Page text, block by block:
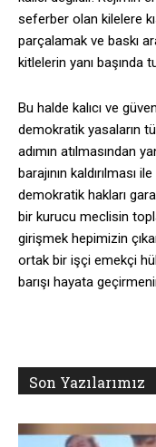
seferber olan kilelere
parçalamak ve baskı
kitlelerin yanı başında
Bu halde kalıcı ve
demokratik yasaların
adımın atılmasından
barajının kaldırılması
demokratik hakları
bir kurucu meclisin
girişmek hepimizin
ortak bir işçi emekçi
barışı hayata
Son Yazılarımız